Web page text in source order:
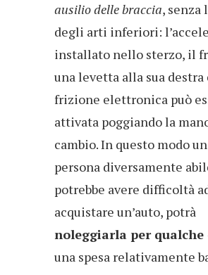
ausilio delle braccia, senza
degli arti inferiori:
installato nello sterzo, il
una levetta alla sua destra
frizione elettronica può
attivata poggiando la
cambio. In questo modo
persona diversamente
potrebbe avere difficoltà
acquistare un’auto, potrà
noleggiarla per qualche
una spesa relativamente